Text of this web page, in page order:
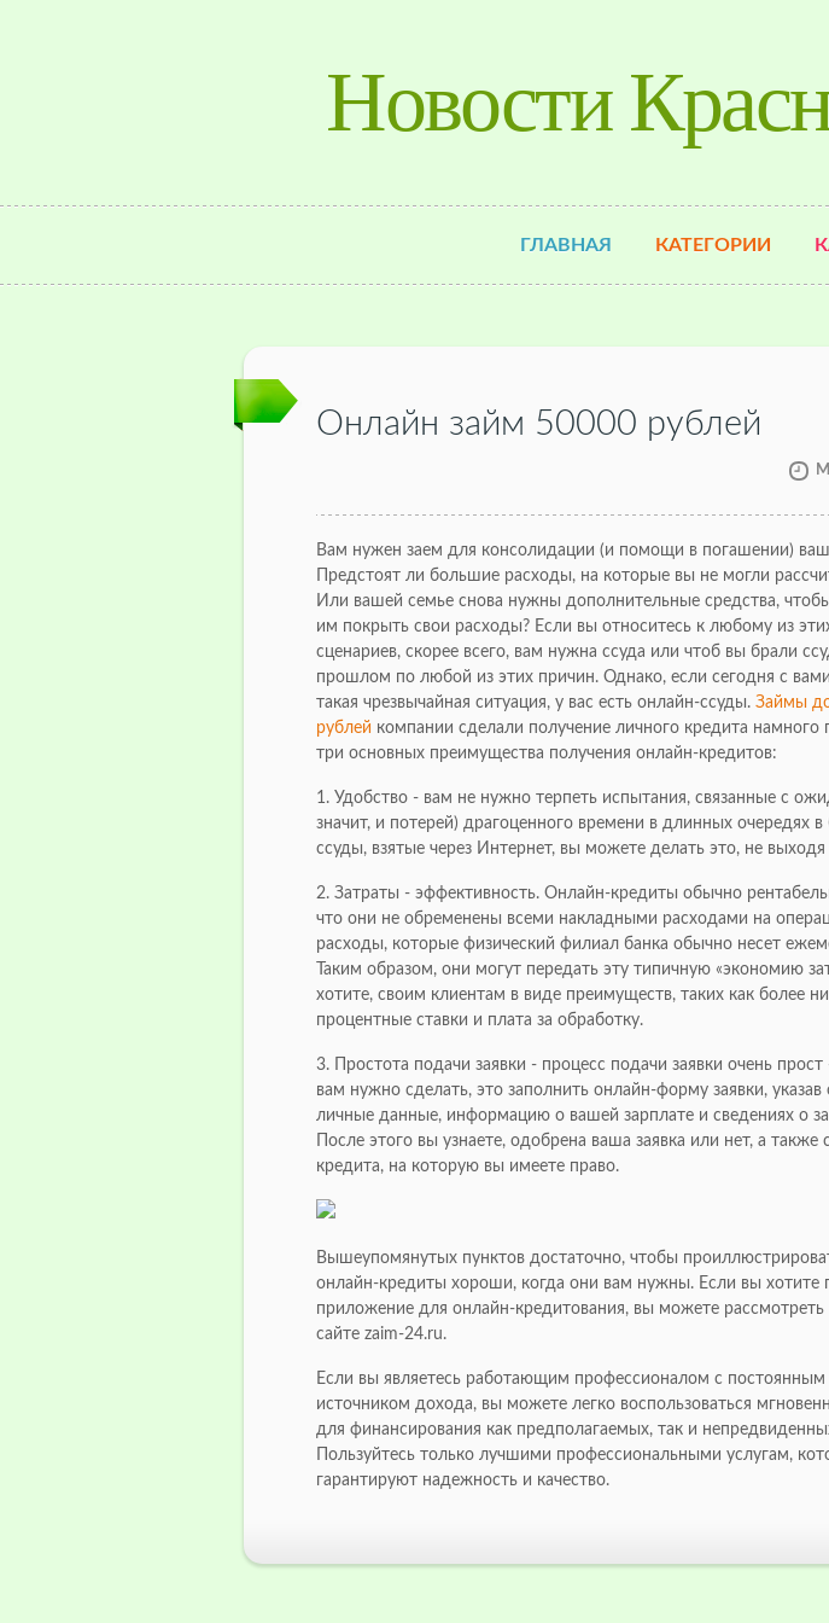
Новости
ГЛАВНАЯ КАТЕГОРИИ
Онлайн займ 50000 рублей
Вам нужен заем для консолидации (и помощи в погашении)
Предстоят ли большие расходы, на которые вы не могли
Или вашей семье снова нужны дополнительные средства,
им покрыть свои расходы? Если вы относитесь к любому из
сценариев, скорее всего, вам нужна ссуда или чтоб вы брали
прошлом по любой из этих причин. Однако, если сегодня с
такая чрезвычайная ситуация, у вас есть онлайн-ссуды. Займы
рублей компании сделали получение личного кредита намного
три основных преимущества получения онлайн-кредитов:
1. Удобство - вам не нужно терпеть испытания, связанные с
значит, и потерей) драгоценного времени в длинных очередях в
ссуды, взятые через Интернет, вы можете делать это, не
2. Затраты - эффективность. Онлайн-кредиты обычно
что они не обременены всеми накладными расходами на
расходы, которые физический филиал банка обычно несет
Таким образом, они могут передать эту типичную «экономию
хотите, своим клиентам в виде преимуществ, таких как более
процентные ставки и плата за обработку.
3. Простота подачи заявки - процесс подачи заявки очень прост
вам нужно сделать, это заполнить онлайн-форму заявки, указав
личные данные, информацию о вашей зарплате и сведениях о
После этого вы узнаете, одобрена ваша заявка или нет, а также
кредита, на которую вы имеете право.
Вышеупомянутых пунктов достаточно, чтобы
онлайн-кредиты хороши, когда они вам нужны. Если вы хотите
приложение для онлайн-кредитования, вы можете рассмотреть
сайте zaim-24.ru.
Если вы являетесь работающим профессионалом с постоянным
источником дохода, вы можете легко воспользоваться
для финансирования как предполагаемых, так и
Пользуйтесь только лучшими профессиональными услугам,
гарантируют надежность и качество.